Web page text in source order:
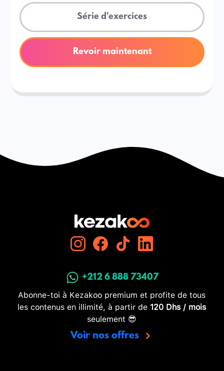
Série d'exercices
Revoir maintenant
+212 6 888 73407
Abonne-toi à Kezakoo premium et profite de tous
les contenus en illimité, à partir de 120 Dhs / mois
seulement 😎
Voir nos offres